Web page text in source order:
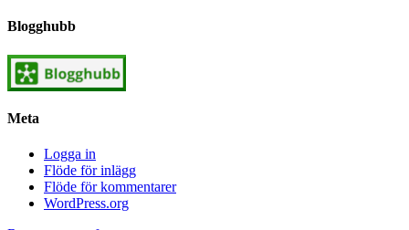
Blogghubb
Meta
Logga in
Flöde för inlägg
Flöde för kommentarer
WordPress.org